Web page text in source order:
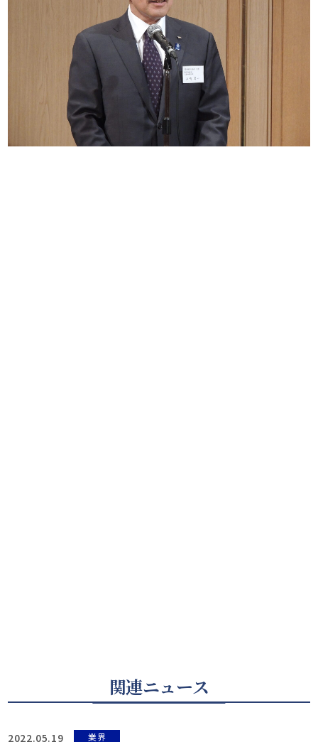
関連ニュース
2022.05.19 業界